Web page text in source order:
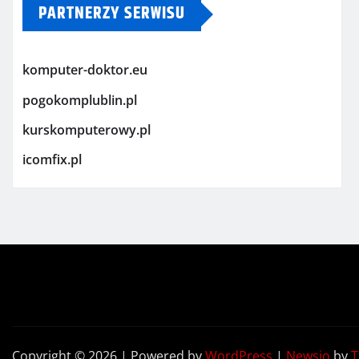
PARTNERZY SERWISU
komputer-doktor.eu
pogokomplublin.pl
kurskomputerowy.pl
icomfix.pl